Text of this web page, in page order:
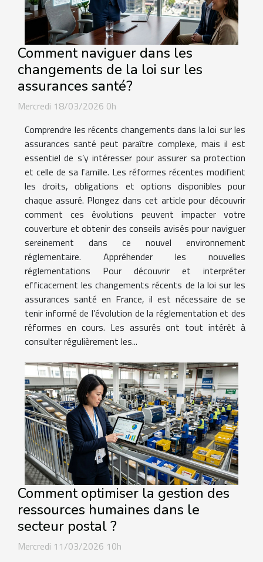
Comment naviguer dans les
changements de la loi sur les
assurances santé?
Mercredi 18/03/2026 0h
Comprendre les récents changements dans la loi sur les
assurances santé peut paraître complexe, mais il est
essentiel de s’y intéresser pour assurer sa protection
et celle de sa famille. Les réformes récentes modifient
les droits, obligations et options disponibles pour
chaque assuré. Plongez dans cet article pour découvrir
comment ces évolutions peuvent impacter votre
couverture et obtenir des conseils avisés pour naviguer
sereinement dans ce nouvel environnement
réglementaire. Appréhender les nouvelles
réglementations Pour découvrir et interpréter
efficacement les changements récents de la loi sur les
assurances santé en France, il est nécessaire de se
tenir informé de l’évolution de la réglementation et des
réformes en cours. Les assurés ont tout intérêt à
consulter régulièrement les...
Comment optimiser la gestion des
ressources humaines dans le
secteur postal ?
Mercredi 11/03/2026 10h